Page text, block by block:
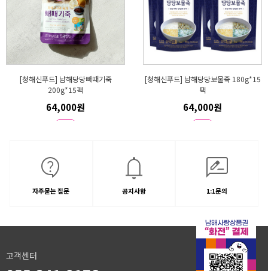
[청해신푸드] 남해당당빼때기죽
200g*15팩
64,000원
[청해신푸드] 남해당당보물죽 180g*15
팩
64,000원
자주묻는 질문 공지사항 1:1문의
고객센터